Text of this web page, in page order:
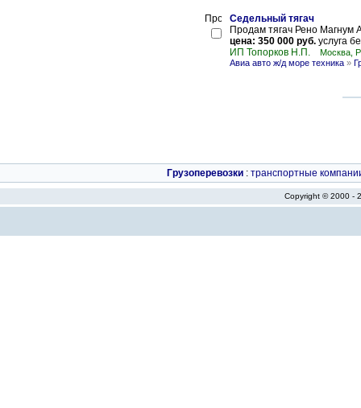
Седельный тягач
Продам тягач Рено Магнум
цена: 350 000 руб. услуга
ИП Топорков Н.П.
Москва,
Авиа авто ж/д море техника »
Грузоперевозки : транспортные
Copyright © 2000 -